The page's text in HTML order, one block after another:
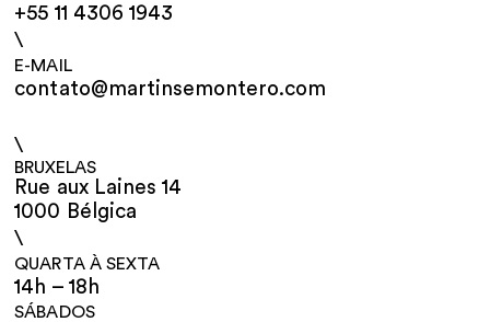
+55 11 4306 1943
\
E-MAIL
contato@martinsemontero.com
\
BRUXELAS
Rue aux Laines 14
1000 Bélgica
\
QUARTA À SEXTA
14h – 18h
SÁBADOS